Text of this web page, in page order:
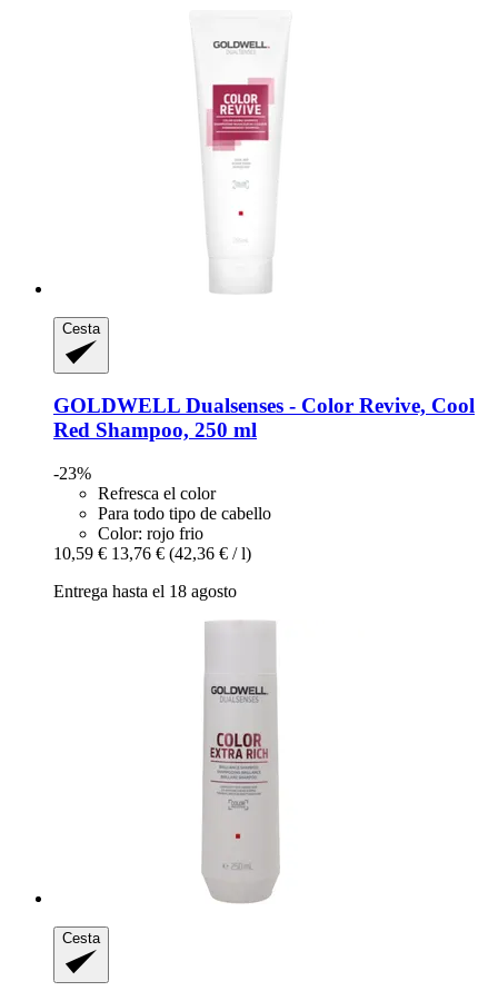
Cesta
GOLDWELL Dualsenses -​ Color Revive, Cool
Red Shampoo, 250 ml
-23%
Refresca el color
Para todo tipo de cabello
Color: rojo frio
10,59 € 13,76 € (42,36 € / l)
Entrega hasta el 18 agosto
Cesta